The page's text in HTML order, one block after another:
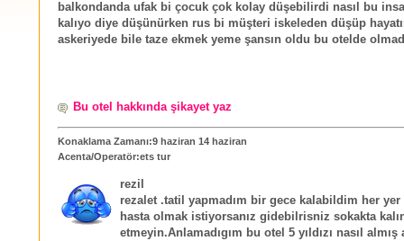
balkondanda ufak bi çocuk çok kolay düşebilirdi nasıl bu
kalıyo diye düşünürken rus bi müşteri iskeleden düşüp
askeriyede bile taze ekmek yeme şansın oldu bu otelde
Bu otel hakkında şikayet yaz
Konaklama Zamanı:9 haziran 14 haziran
Acenta/Operatör:ets tur
rezil
rezalet .tatil yapmadım bir gece kalabildim her
hasta olmak istiyorsanız gidebilrisniz sokakta
etmeyin.Anlamadıgım bu otel 5 yıldızı nasıl almış